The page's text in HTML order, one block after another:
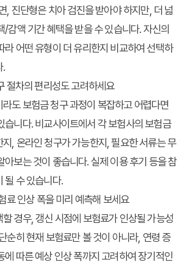
, 진단형은 치아 검진을 받아야 하지만, 더 넓
/감액 기간 혜택을 받을 수 있습니다. 자신의
라 어떤 유형이 더 유리한지 비교하여 선택하
.
절차의 편리성도 고려하세요
도 보험금 청구 과정이 복잡하고 어렵다면
습니다. 비교사이트에서 각 보험사의 보험금
, 온라인 청구가 가능한지, 필요한 서류는 무
아보는 것이 좋습니다. 실제 이용 후기 등을 참
될 수 있습니다.
료 인상 폭을 미리 예측해 보세요
경우, 갱신 시점에 보험료가 인상될 가능성
순히 현재 보험료만 볼 것이 아니라, 연령 증
에 따른 예상 인상 폭까지 고려하여 장기적인